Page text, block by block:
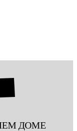
ДОМЕ